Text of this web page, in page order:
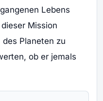
Lebens
Mission
Planeten zu
ob er jemals